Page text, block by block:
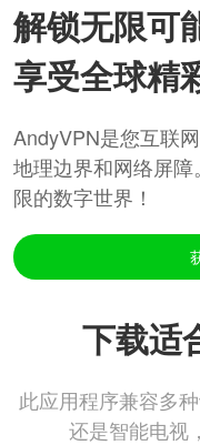
解锁无限可
享受全球精
AndyVPN是您互联
地理边界和网络屏
限的数字世界！
下载适
此应用程序兼容多
还是智能电视